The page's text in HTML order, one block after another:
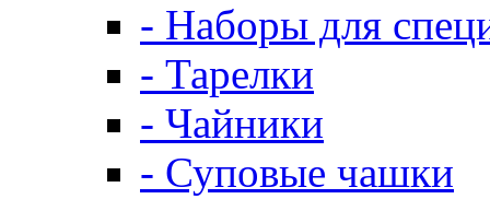
- Наборы для
- Тарелки
- Чайники
- Суповые чашки